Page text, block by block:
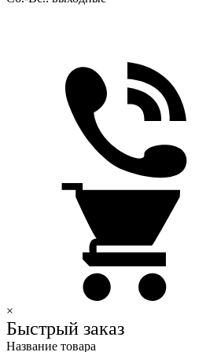
×
Быстрый заказ
Название товара